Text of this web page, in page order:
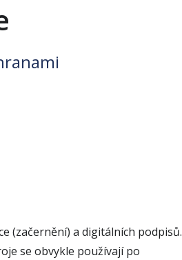
(začernění) a digitálních podpisů.
se obvykle používají po